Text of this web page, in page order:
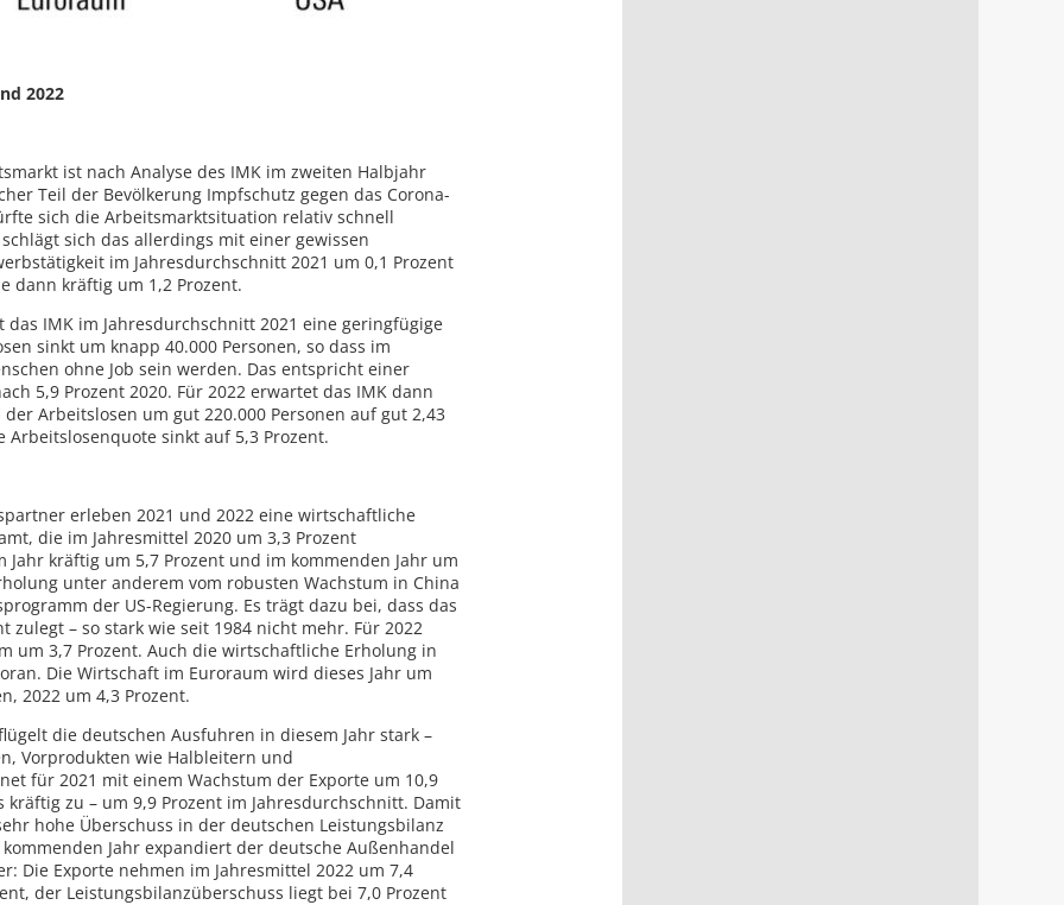
2022
ist nach Analyse des IMK im zweiten Halbjahr
Teil der Bevölkerung Impfschutz gegen das Corona-
sich die Arbeitsmarktsituation relativ schnell
sich das allerdings mit einer gewissen
im Jahresdurchschnitt 2021 um 0,1 Prozent
dann kräftig um 1,2 Prozent.
das IMK im Jahresdurchschnitt 2021 eine geringfügige
sinkt um knapp 40.000 Personen, so dass im
ohne Job sein werden. Das entspricht einer
5,9 Prozent 2020. Für 2022 erwartet das IMK dann
der Arbeitslosen um gut 220.000 Personen auf gut 2,43
Arbeitslosenquote sinkt auf 5,3 Prozent.
erleben 2021 und 2022 eine wirtschaftliche
die im Jahresmittel 2020 um 3,3 Prozent
Jahr kräftig um 5,7 Prozent und im kommenden Jahr um
unter anderem vom robusten Wachstum in China
der US-Regierung. Es trägt dazu bei, dass das
zulegt – so stark wie seit 1984 nicht mehr. Für 2022
um 3,7 Prozent. Auch die wirtschaftliche Erholung in
Die Wirtschaft im Euroraum wird dieses Jahr um
2022 um 4,3 Prozent.
die deutschen Ausfuhren in diesem Jahr stark –
Vorprodukten wie Halbleitern und
für 2021 mit einem Wachstum der Exporte um 10,9
kräftig zu – um 9,9 Prozent im Jahresdurchschnitt. Damit
hohe Überschuss in der deutschen Leistungsbilanz
kommenden Jahr expandiert der deutsche Außenhandel
Die Exporte nehmen im Jahresmittel 2022 um 7,4
der Leistungsbilanzüberschuss liegt bei 7,0 Prozent